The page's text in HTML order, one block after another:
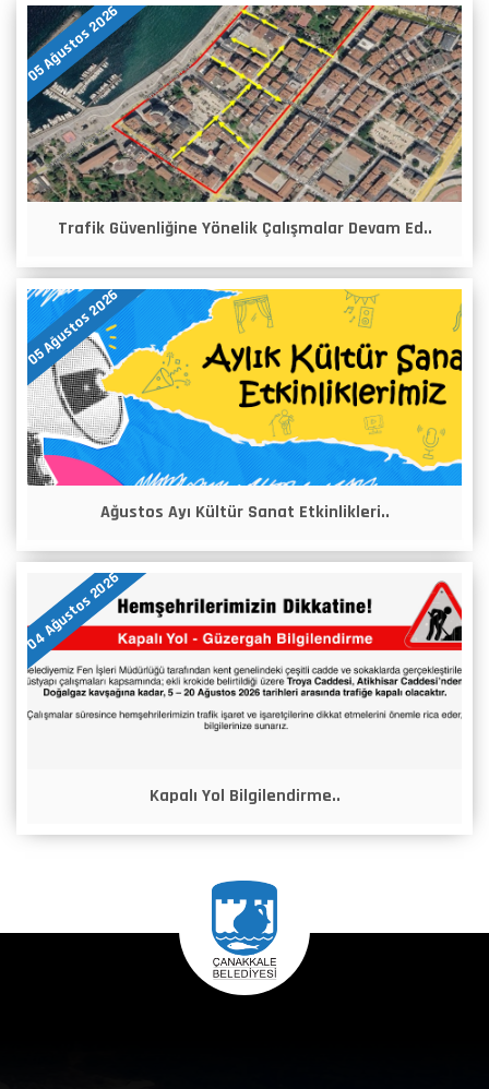
05 Ağustos 2026
Trafik Güvenliğine Yönelik Çalışmalar Devam Ed..
05 Ağustos 2026
Ağustos Ayı Kültür Sanat Etkinlikleri..
04 Ağustos 2026
Kapalı Yol Bilgilendirme..